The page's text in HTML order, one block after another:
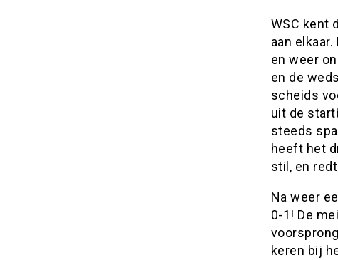
WSC kent
aan
en weer
en de
scheids
uit de
steeds
heeft het
stil, en
Na weer
0-1! De
keren bij